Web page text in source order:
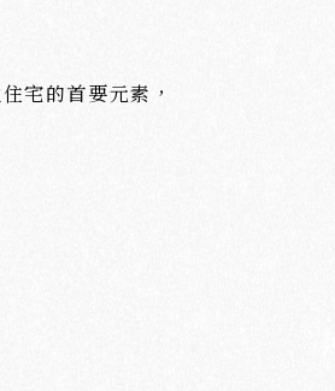
宅的首要元素，